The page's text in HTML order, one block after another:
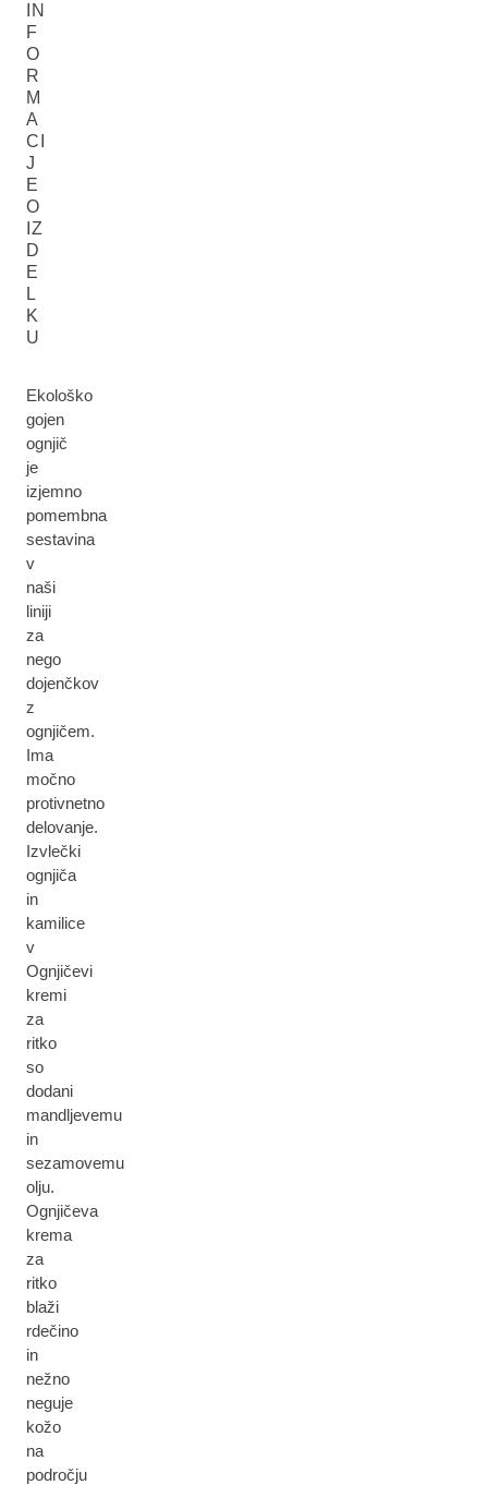
IN
F
O
R
M
A
CI
J
E
O
IZ
D
E
L
K
U
Ekološko
gojen
ognjič
je
izjemno
pomembna
sestavina
v
naši
liniji
za
nego
dojenčkov
z
ognjičem.
Ima
močno
protivnetno
delovanje.
Izvlečki
ognjiča
in
kamilice
v
Ognjičevi
kremi
za
ritko
so
dodani
mandljevemu
in
sezamovemu
olju.
Ognjičeva
krema
za
ritko
blaži
rdečino
in
nežno
neguje
kožo
na
področju